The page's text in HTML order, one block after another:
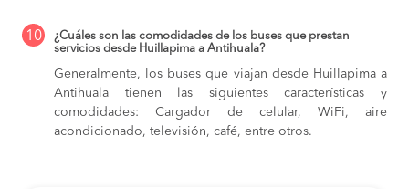
10
¿Cuáles son las comodidades de los buses que prestan
servicios desde Huillapima a Antihuala?
Generalmente, los buses que viajan desde Huillapima a
Antihuala tienen las siguientes características y
comodidades: Cargador de celular, WiFi, aire
acondicionado, televisión, café, entre otros.